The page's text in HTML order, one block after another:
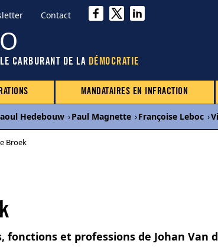
Contact
CARBURANT DE LA DÉMOCRATIE
MANDATAIRES EN INFRACTION
Hedebouw ›Paul Magnette ›Françoise Leboc ›
Broek
fonctions et professions de Johan Van